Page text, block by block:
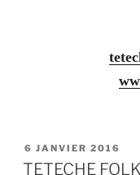
PUBLIÉ
LE
6 JANVIER 2016
TETECHE